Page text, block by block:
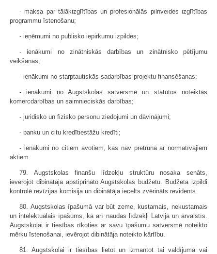
- maksa par tālākizglītības un profesionālās pilnveides izglītības
programmu īstenošanu;
- ieņēmumi no publisko iepirkumu izpildes;
- ienākumi no zinātniskās darbības un zinātnisko pētījumu
veikšanas;
- ienākumi no starptautiskās sadarbības projektu finansēšanas;
- ienākumi no Augstskolas satversmē un statūtos noteiktās
komercdarbības un saimnieciskās darbības;
- juridisko un fizisko personu ziedojumi un dāvinājumi;
- banku un citu kredītiestāžu kredīti;
- ienākumi no citiem avotiem, kas nav pretrunā ar normatīvajiem
aktiem.
79. Augstskolas finanšu līdzekļu struktūru nosaka senāts,
ievērojot dibinātāja apstiprināto Augstskolas budžetu. Budžeta izpildi
kontrolē revīzijas komisija un dibinātāja iecelts zvērināts revidents.
80. Augstskolas īpašumā var būt zeme, kustamais, nekustamais
un intelektuālais īpašums, kā arī naudas līdzekļi Latvijā un ārvalstīs.
Augstskolai ir tiesības rīkoties ar savu īpašumu satversmē noteikto
mērķu īstenošanai, ievērojot dibinātāja noteikto kārtību.
81. Augstskolai ir tiesības lietot un izmantot tai valdījumā vai